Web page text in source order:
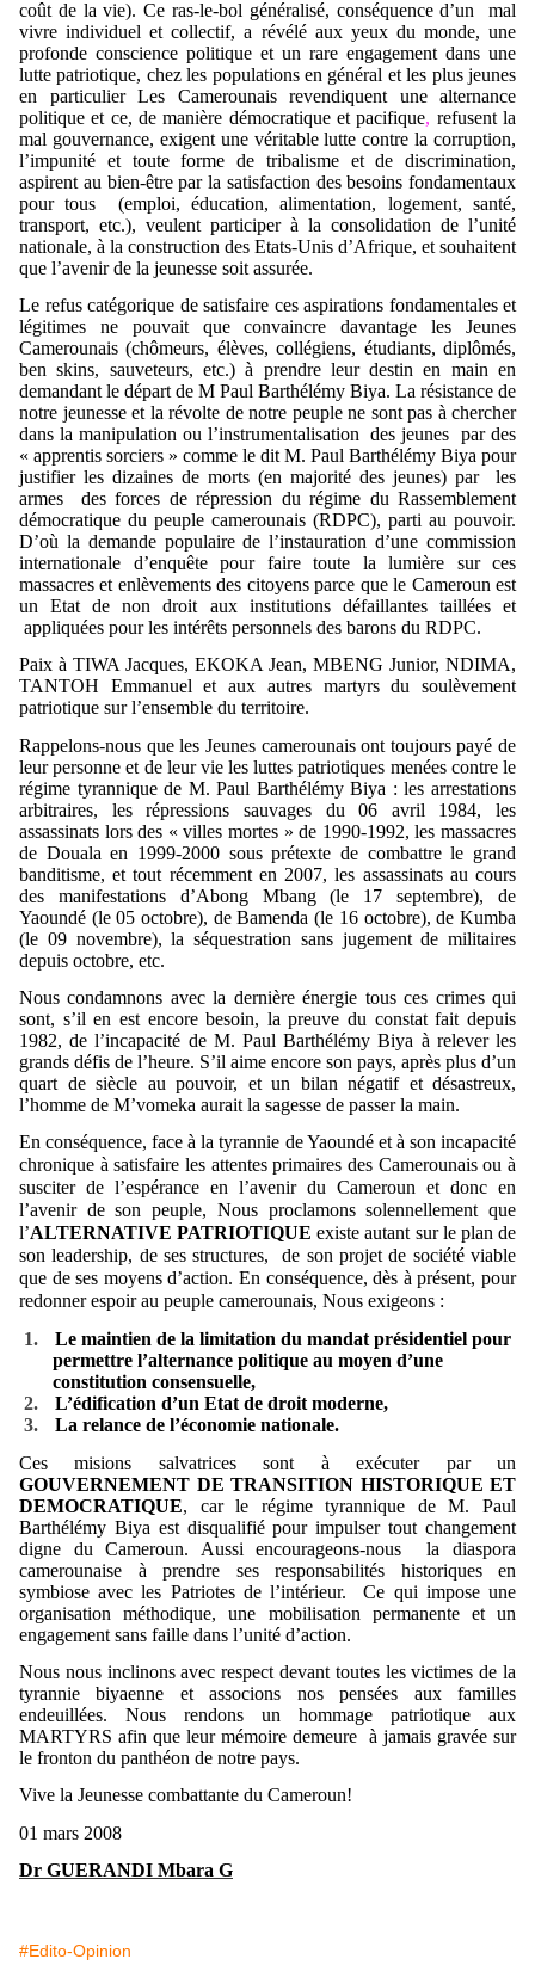
coût de la vie). Ce ras-le-bol généralisé, conséquence d’un
mal
vivre individuel et collectif, a révélé aux yeux du monde, une
profonde conscience politique et un rare engagement dans une
lutte patriotique, chez les populations en général et les plus jeunes
en particulier Les Camerounais
revendiquent une alternance
politique et ce, de manière démocratique et pacifique, refusent la
mal gouvernance, exigent une véritable lutte contre la corruption,
l’impunité et toute forme de tribalisme et de discrimination,
aspirent au bien-être par la satisfaction des besoins fondamentaux
pour tous (emploi, éducation, alimentation, logement, santé,
transport, etc.), veulent participer à la consolidation de l’unité
nationale, à la construction des Etats-Unis d’Afrique, et souhaitent
que l’avenir de la jeunesse soit assurée.
Le refus catégorique de satisfaire ces aspirations fondamentales et
légitimes ne pouvait que convaincre davantage les Jeunes
Camerounais (chômeurs, élèves, collégiens, étudiants, diplômés,
ben skins, sauveteurs, etc.) à prendre leur destin en main en
demandant le départ de M Paul Barthélémy Biya. La résistance de
notre jeunesse et la révolte de notre peuple ne sont pas à chercher
dans la manipulation ou l’instrumentalisation
des jeunes par des
« apprentis sorciers » comme le dit M. Paul Barthélémy Biya pour
justifier les dizaines de morts (en majorité des jeunes) par
les
armes
des forces de répression du régime du Rassemblement
démocratique du peuple camerounais (RDPC), parti au pouvoir.
D’où la demande populaire de l’instauration d’une commission
internationale d’enquête pour faire toute la lumière sur ces
massacres et enlèvements des citoyens parce que le Cameroun est
un Etat de non droit aux institutions défaillantes taillées et
appliquées pour les intérêts personnels des barons du RDPC.
Paix à TIWA Jacques, EKOKA Jean, MBENG Junior, NDIMA,
TANTOH Emmanuel et aux autres martyrs du soulèvement
patriotique sur l’ensemble du territoire.
Rappelons-nous que les Jeunes camerounais ont toujours payé de
leur personne et de leur vie les luttes patriotiques menées contre le
régime tyrannique de M. Paul Barthélémy Biya : les arrestations
arbitraires, les répressions sauvages du 06 avril 1984, les
assassinats lors des « villes mortes » de 1990-1992, les massacres
de Douala en 1999-2000 sous prétexte de combattre le grand
banditisme, et tout récemment en 2007, les assassinats au cours
des manifestations d’Abong Mbang (le 17 septembre), de
Yaoundé (le 05 octobre), de Bamenda (le 16 octobre), de Kumba
(le 09 novembre), la séquestration sans jugement de militaires
depuis octobre, etc.
Nous condamnons avec la dernière énergie tous ces crimes qui
sont, s’il en est encore besoin, la preuve du constat fait depuis
1982, de l’incapacité de M. Paul Barthélémy Biya à relever les
grands défis de l’heure. S’il aime encore son pays, après plus d’un
quart de siècle au pouvoir, et un bilan négatif et désastreux,
l’homme de M’vomeka aurait la sagesse de passer la main.
En conséquence, face à la tyrannie de Yaoundé et à son incapacité
chronique à satisfaire les attentes primaires des Camerounais ou à
susciter de l’espérance en l’avenir du Cameroun et donc en
l’avenir de son peuple, Nous proclamons solennellement que
l’ALTERNATIVE PATRIOTIQUE existe autant sur le plan de
son leadership, de ses structures,
de son projet de société viable
que de ses moyens d’action. En conséquence, dès à présent, pour
redonner espoir au peuple camerounais, Nous exigeons :
1.
Le maintien de la limitation du mandat présidentiel pour
permettre l’alternance politique au moyen d’une
constitution consensuelle,
2.
L’édification d’un Etat de droit moderne,
3.
La relance de l’économie nationale.
Ces misions salvatrices sont à exécuter par un
GOUVERNEMENT DE TRANSITION HISTORIQUE ET
DEMOCRATIQUE, car le régime tyrannique de M. Paul
Barthélémy Biya est disqualifié pour impulser tout changement
digne du Cameroun. Aussi encourageons-nous
la diaspora
camerounaise à prendre ses responsabilités historiques en
symbiose avec les Patriotes de l’intérieur.
Ce qui impose une
organisation méthodique, une mobilisation permanente et un
engagement sans faille dans l’unité d’action.
Nous nous inclinons avec respect devant toutes les victimes de la
tyrannie biyaenne et associons nos pensées aux familles
endeuillées. Nous rendons un hommage patriotique aux
MARTYRS afin que leur mémoire demeure à jamais gravée sur
le fronton du panthéon de notre pays.
Vive la Jeunesse combattante du Cameroun!
01 mars 2008
Dr GUERANDI Mbara G
#Edito-Opinion